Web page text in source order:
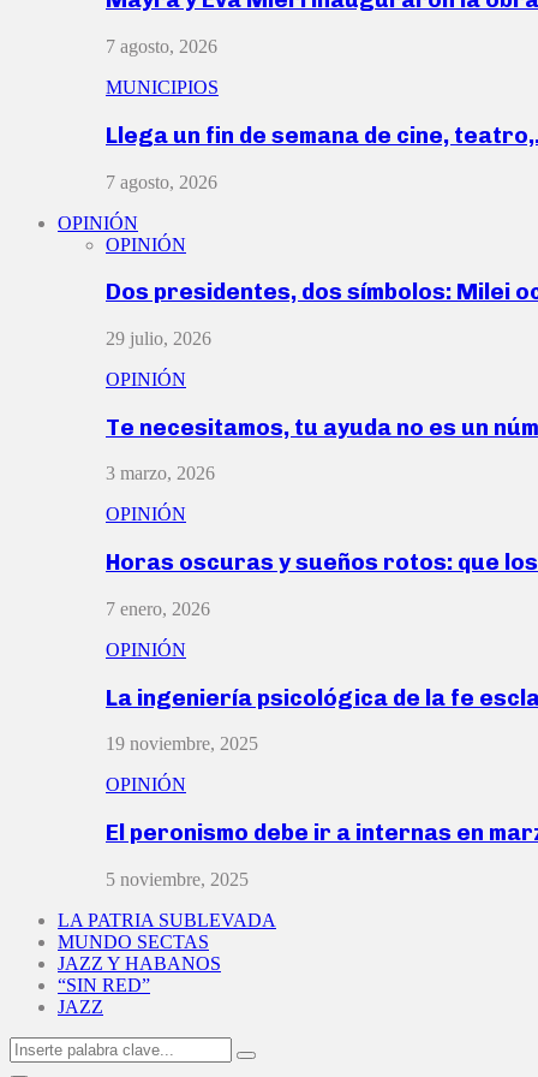
7 agosto, 2026
MUNICIPIOS
Llega un fin de semana de cine,
7 agosto, 2026
OPINIÓN
OPINIÓN
Dos presidentes, dos símbolos: Milei
29 julio, 2026
OPINIÓN
Te necesitamos, tu ayuda no es un
3 marzo, 2026
OPINIÓN
Horas oscuras y sueños rotos: que
7 enero, 2026
OPINIÓN
La ingeniería psicológica de la fe
19 noviembre, 2025
OPINIÓN
El peronismo debe ir a internas en
5 noviembre, 2025
LA PATRIA SUBLEVADA
MUNDO SECTAS
JAZZ Y HABANOS
“SIN RED”
JAZZ
Search
for:
Search